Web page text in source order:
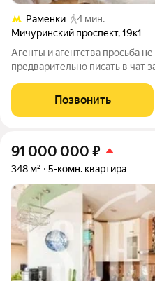
Раменки
4 мин.
Мичуринский проспект,19к1
Агенты и агентства просьба
предварительно писать в чат
Квартира с отличной
комнатную. Комнаты
Позвонить
91 000 000 ₽
348 м² 5-комн. квартира